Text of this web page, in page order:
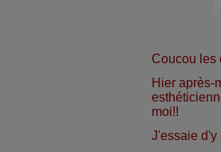
Coucou les
Hier après-
moi!!
J'essaie d'y